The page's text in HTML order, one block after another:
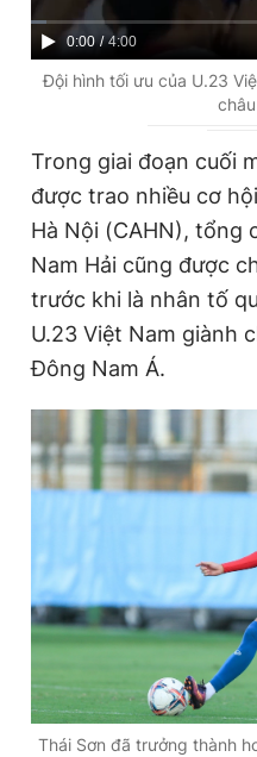
C
u
n
T
i
m
0:00 / D
u
a
i
o
n
4:00
Đội hình tối ưu của U.23
Trong giai đoạn cuối
được trao nhiều cơ
Hà Nội (CAHN), tổng
Nam Hải cũng được
trước khi là nhân tố
U.23 Việt Nam giành
Đông Nam Á.
Thái Sơn đã trưởng thành